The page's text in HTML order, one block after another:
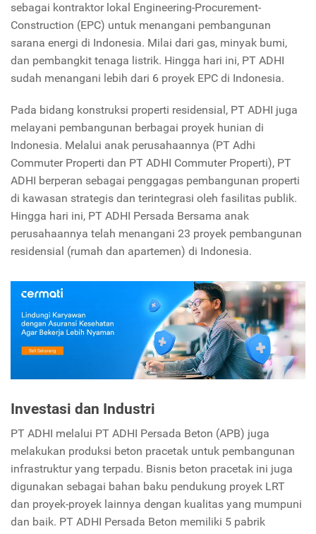
sebagai kontraktor lokal Engineering-Procurement-
Construction (EPC) untuk menangani pembangunan
sarana energi di Indonesia. Milai dari gas, minyak bumi,
dan pembangkit tenaga listrik. Hingga hari ini, PT ADHI
sudah menangani lebih dari 6 proyek EPC di Indonesia.
Pada bidang konstruksi properti residensial, PT ADHI juga
melayani pembangunan berbagai proyek hunian di
Indonesia. Melalui anak perusahaannya (PT Adhi
Commuter Properti dan PT ADHI Commuter Properti), PT
ADHI berperan sebagai penggagas pembangunan properti
di kawasan strategis dan terintegrasi oleh fasilitas publik.
Hingga hari ini, PT ADHI Persada Bersama anak
perusahaannya telah menangani 23 proyek pembangunan
residensial (rumah dan apartemen) di Indonesia.
Investasi dan Industri
PT ADHI melalui PT ADHI Persada Beton (APB) juga
melakukan produksi beton pracetak untuk pembangunan
infrastruktur yang terpadu. Bisnis beton pracetak ini juga
digunakan sebagai bahan baku pendukung proyek LRT
dan proyek-proyek lainnya dengan kualitas yang mumpuni
dan baik. PT ADHI Persada Beton memiliki 5 pabrik